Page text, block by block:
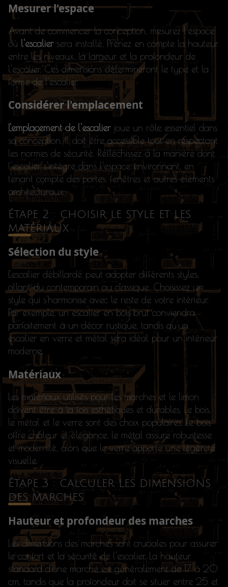
Mesurer l'espace
Avant de commencer la conception, mesurez l'espace
où l'escaliersera installé. Prenez en compte la hauteur
entre les niveaux, la largeur et la profondeur de
l'escalier. Ces dimensions détermineront le type et la
forme de l'escalier.
Considérer l'emplacement
L'emplacement de l'escalierjoue un rôle essentiel dans
sa conception. Il doit être accessible tout en respectant
les normes de sécurité. Réfléchissez à la manière dont
l'escalier s'intègre dans l'espace environnant, en
tenant compte des portes, fenêtres et autres éléments
architecturaux.
Étape 2 : choisir le style et les
matériaux
Sélection du style
L'escalier débillardé peut adopter différents styles,
allant du contemporain au classique. Choisissez un
style qui s'harmonise avec le reste de votre intérieur.
Par exemple, un escalier en bois brut conviendra
parfaitement à un décor rustique, tandis qu'un
escalier en verre et métal sera idéal pour un intérieur
moderne.
Matériaux
Les matériaux utilisés pour les marches et le limon
doivent être à la fois esthétiques et durables. Le bois,
le métal et le verre sont des choix populaires. Le bois
offre chaleur et élégance, le métal assure robustesse
et modernité, alors que le verre apporte une légèreté
visuelle.
Étape 3 : calculer les dimensions
des marches
Hauteur et profondeur des marches
Les dimensions des marches sont cruciales pour assurer
le confort et la sécurité de l'escalier. La hauteur
standard d'une marche est généralement de 17 à 20
cm, tandis que la profondeur doit se situer entre 25 et